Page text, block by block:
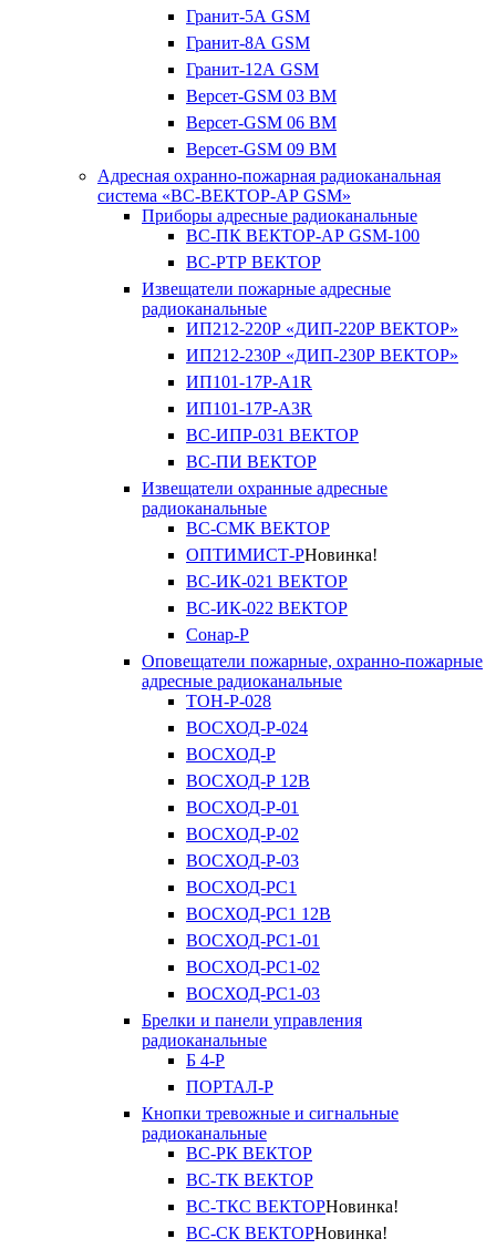
Гранит-5А GSM
Гранит-8А GSM
Гранит-12А GSM
Версет-GSM 03 ВМ
Версет-GSM 06 ВМ
Версет-GSM 09 ВМ
Адресная охранно-пожарная радиоканальная
система «ВС-ВЕКТОР-АР GSM»
Приборы адресные радиоканальные
ВС-ПК ВЕКТОР-АР GSM-100
ВС-РТР ВЕКТОР
Извещатели пожарные адресные
радиоканальные
ИП212-220Р «ДИП-220Р ВЕКТОР»
ИП212-230Р «ДИП-230Р ВЕКТОР»
ИП101-17Р-A1R
ИП101-17Р-A3R
ВС-ИПР-031 ВЕКТОР
ВС-ПИ ВЕКТОР
Извещатели охранные адресные
радиоканальные
ВС-СМК ВЕКТОР
ОПТИМИСТ-РНовинка!
ВС-ИК-021 ВЕКТОР
ВС-ИК-022 ВЕКТОР
Сонар-Р
Оповещатели пожарные, охранно-пожарные
адресные радиоканальные
ТОН-Р-028
ВОСХОД-Р-024
ВОСХОД-Р
ВОСХОД-Р 12В
ВОСХОД-Р-01
ВОСХОД-Р-02
ВОСХОД-Р-03
ВОСХОД-РС1
ВОСХОД-РС1 12В
ВОСХОД-РС1-01
ВОСХОД-РС1-02
ВОСХОД-РС1-03
Брелки и панели управления
радиоканальные
Б 4-Р
ПОРТАЛ-Р
Кнопки тревожные и сигнальные
радиоканальные
ВС-РК ВЕКТОР
ВС-ТК ВЕКТОР
ВС-ТКС ВЕКТОРНовинка!
ВС-СК ВЕКТОРНовинка!